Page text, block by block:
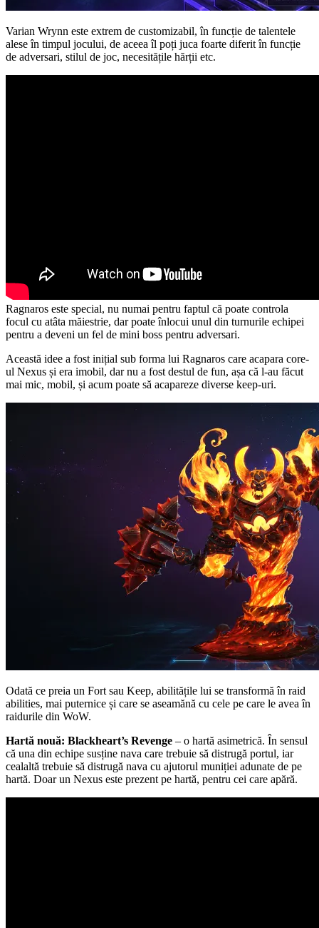
Varian Wrynn este extrem de customizabil, în funcție de talentele
alese în timpul jocului, de aceea îl poți juca foarte diferit în funcție
de adversari, stilul de joc, necesitățile hărții etc.
Ragnaros este special, nu numai pentru faptul că poate controla
focul cu atâta măiestrie, dar poate înlocui unul din turnurile echipei
pentru a deveni un fel de mini boss pentru adversari.
Această idee a fost inițial sub forma lui Ragnaros care acapara core-
ul Nexus și era imobil, dar nu a fost destul de fun, așa că l-au făcut
mai mic, mobil, și acum poate să acapareze diverse keep-uri.
Odată ce preia un Fort sau Keep, abilitățile lui se transformă în raid
abilities, mai puternice și care se aseamănă cu cele pe care le avea în
raidurile din WoW.
Hartă nouă: Blackheart’s Revenge – o hartă asimetrică. În sensul
că una din echipe susține nava care trebuie să distrugă portul, iar
cealaltă trebuie să distrugă nava cu ajutorul muniției adunate de pe
hartă. Doar un Nexus este prezent pe hartă, pentru cei care apără.